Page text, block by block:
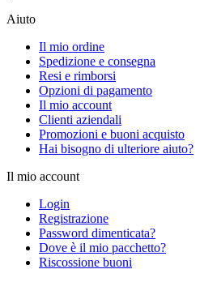
Aiuto
Il mio ordine
Spedizione e consegna
Resi e rimborsi
Opzioni di pagamento
Il mio account
Clienti aziendali
Promozioni e buoni acquisto
Hai bisogno di ulteriore aiuto?
Il mio account
Login
Registrazione
Password dimenticata?
Dove è il mio pacchetto?
Riscossione buoni